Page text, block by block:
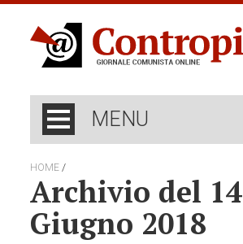
MENU
HOME /
Archivio del 14
Giugno 2018